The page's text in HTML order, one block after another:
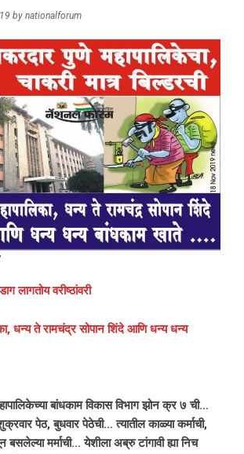
by nationalforum
लागतोय वरीष्ठांवरी
धन्य ते रामचंद्र सोपान शिंदे आणि धन्य धन्य
बांधकाम विकास विभाग झोन क्र ७ ची…
पेठ, बुधवार पेठेची… त्यातील काळ्या कर्माची,
बसलेल्या मर्माची… येशीला अब्रु टांगावी ह्या निच